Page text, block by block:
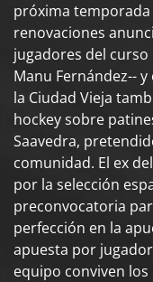
próxima temporada
renovaciones
jugadores del curso
Manu Fernández--
la Ciudad Vieja
hockey sobre
Saavedra,
comunidad. El ex
por la selección
preconvocatoria
perfección en la
apuesta por
equipo conviven